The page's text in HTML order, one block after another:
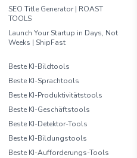
SEO Title Generator | ROAST
TOOLS
Launch Your Startup in Days, Not
Weeks | ShipFast
Beste KI-Bildtools
Beste KI-Sprachtools
Beste KI-Produktivitätstools
Beste KI-Geschäftstools
Beste KI-Detektor-Tools
Beste KI-Bildungstools
Beste KI-Aufforderungs-Tools